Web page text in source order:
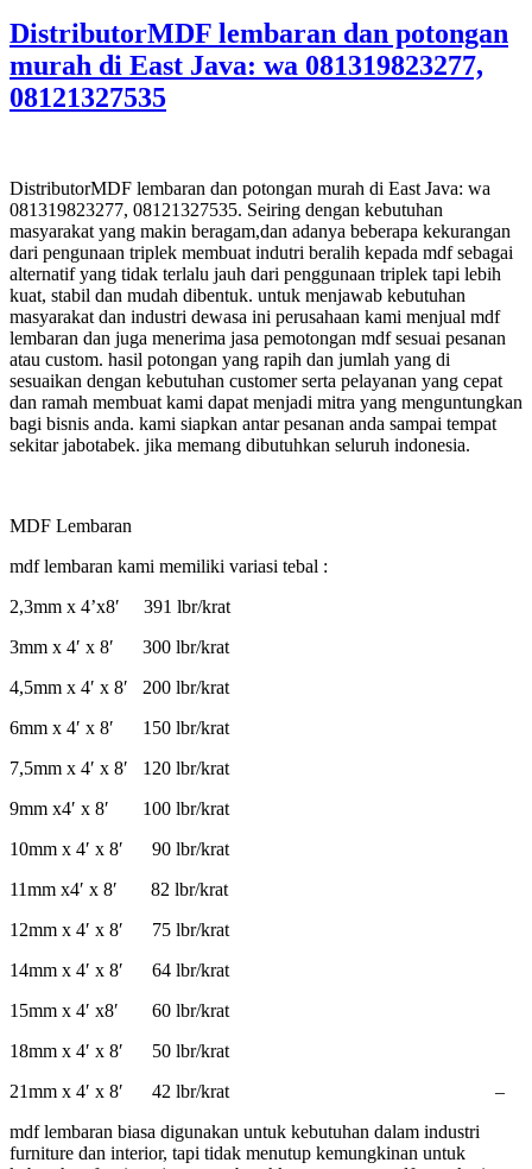
DistributorMDF lembaran dan potongan
murah di East Java: wa 081319823277,
08121327535
DistributorMDF lembaran dan potongan murah di East Java: wa
081319823277, 08121327535. Seiring dengan kebutuhan
masyarakat yang makin beragam,dan adanya beberapa kekurangan
dari pengunaan triplek membuat indutri beralih kepada mdf sebagai
alternatif yang tidak terlalu jauh dari penggunaan triplek tapi lebih
kuat, stabil dan mudah dibentuk. untuk menjawab kebutuhan
masyarakat dan industri dewasa ini perusahaan kami menjual mdf
lembaran dan juga menerima jasa pemotongan mdf sesuai pesanan
atau custom. hasil potongan yang rapih dan jumlah yang di
sesuaikan dengan kebutuhan customer serta pelayanan yang cepat
dan ramah membuat kami dapat menjadi mitra yang menguntungkan
bagi bisnis anda. kami siapkan antar pesanan anda sampai tempat
sekitar jabotabek. jika memang dibutuhkan seluruh indonesia.
MDF Lembaran
mdf lembaran kami memiliki variasi tebal :
2,3mm x 4’x8′ 391 lbr/krat
3mm x 4′ x 8′ 300 lbr/krat
4,5mm x 4′ x 8′ 200 lbr/krat
6mm x 4′ x 8′ 150 lbr/krat
7,5mm x 4′ x 8′ 120 lbr/krat
9mm x4′ x 8′ 100 lbr/krat
10mm x 4′ x 8′ 90 lbr/krat
11mm x4′ x 8′ 82 lbr/krat
12mm x 4′ x 8′ 75 lbr/krat
14mm x 4′ x 8′ 64 lbr/krat
15mm x 4′ x8′ 60 lbr/krat
18mm x 4′ x 8′ 50 lbr/krat
21mm x 4′ x 8′ 42 lbr/krat –
mdf lembaran biasa digunakan untuk kebutuhan dalam industri
furniture dan interior, tapi tidak menutup kemungkinan untuk